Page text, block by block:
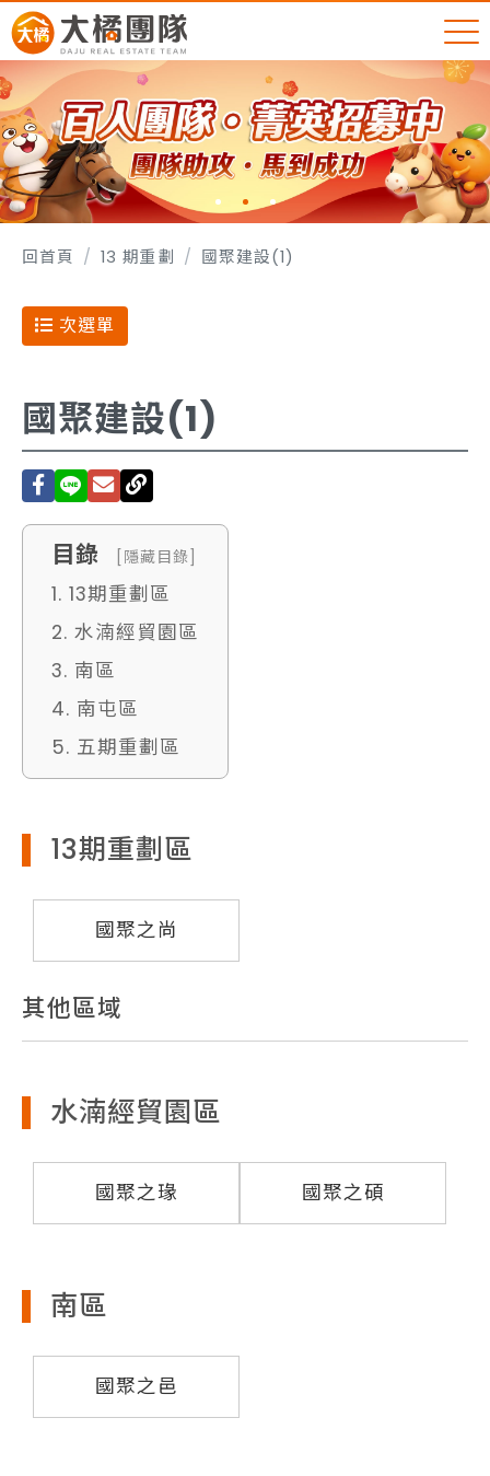
回首頁 13 期重劃 國聚建設(1)
次選單
國聚建設(1)
目錄 [隱藏目錄]
1. 13期重劃區
2. 水湳經貿園區
3. 南區
4. 南屯區
5. 五期重劃區
13期重劃區
國聚之尚
其他區域
水湳經貿園區
國聚之瑑 國聚之碩
南區
國聚之邑